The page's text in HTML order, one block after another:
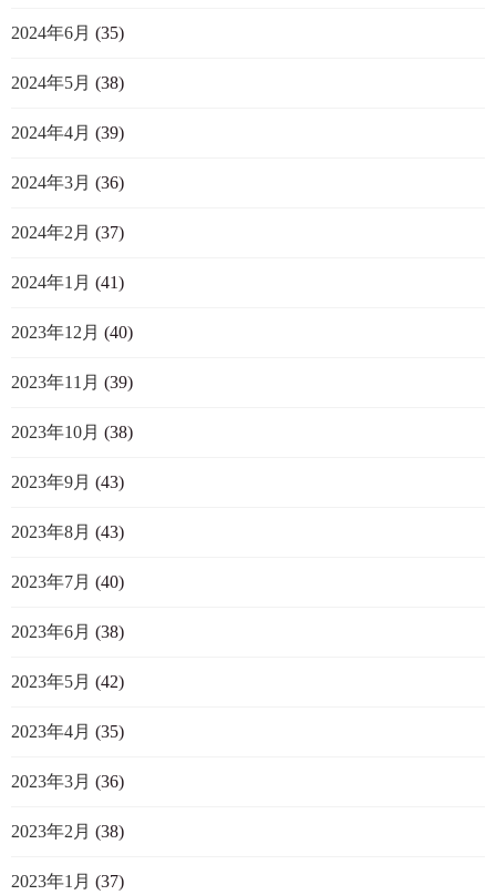
2024年6月 (35)
2024年5月 (38)
2024年4月 (39)
2024年3月 (36)
2024年2月 (37)
2024年1月 (41)
2023年12月 (40)
2023年11月 (39)
2023年10月 (38)
2023年9月 (43)
2023年8月 (43)
2023年7月 (40)
2023年6月 (38)
2023年5月 (42)
2023年4月 (35)
2023年3月 (36)
2023年2月 (38)
2023年1月 (37)